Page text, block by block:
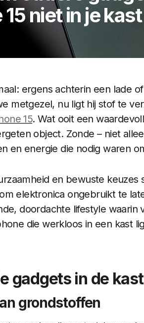
15 niet in je
ergens achterin een lade
metgezel, nu ligt hij stof te
15. Wat ooit een
object. Zonde – niet
en energie die nodig waren
en bewuste
elektronica ongebruikt te
doordachte lifestyle waarin
die werkloos in een kast
gadgets in de
grondstoffen